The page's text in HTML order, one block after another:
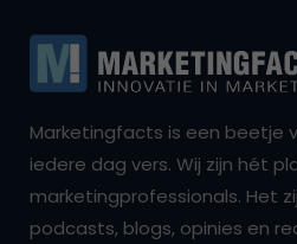
Marketingfacts is een beetje
iedere dag vers. Wij zijn hét
marketingprofessionals. Het
podcasts, blogs, opinies en